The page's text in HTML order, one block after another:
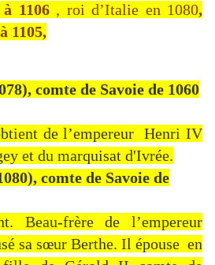
1106, roi d’Italie en 1080,
1105,
comte de Savoie de 1060
de l’empereur Henri IV
et du marquisat d'Ivrée.
comte de Savoie de
Beau-frère de l’empereur
sa sœur Berthe. Il épouse en